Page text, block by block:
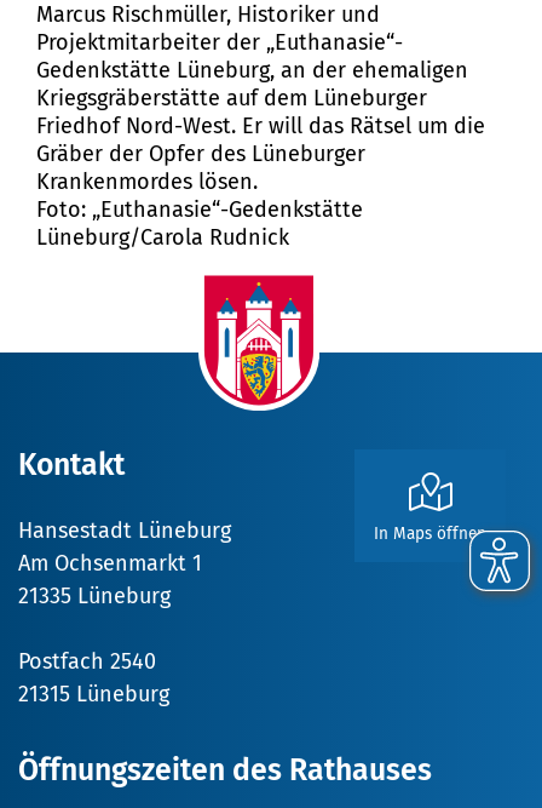
Marcus Rischmüller, Historiker und
Projektmitarbeiter der „Euthanasie“-
Gedenkstätte Lüneburg, an der ehemaligen
Kriegsgräberstätte auf dem Lüneburger
Friedhof Nord-West. Er will das Rätsel um die
Gräber der Opfer des Lüneburger
Krankenmordes lösen.
Foto: „Euthanasie“-Gedenkstätte
Lüneburg/Carola Rudnick
In Maps öffnen
Kontakt
Hansestadt Lüneburg
Am Ochsenmarkt 1
21335 Lüneburg
Postfach 2540
21315 Lüneburg
Öffnungszeiten des Rathauses